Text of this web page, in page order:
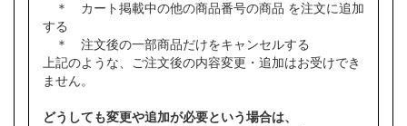
＊ カート掲載中の他の商品番号の商品 を注文に追加
する
＊ 注文後の一部商品だけをキャンセルする
上記のような、ご注文後の内容変更・追加はお受けでき
ません。
どうしても変更や追加が必要という場合は、